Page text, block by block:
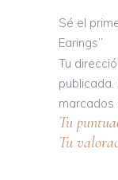
Sé el
Earings”
Tu
publicada.
marcados
Tu
Tu